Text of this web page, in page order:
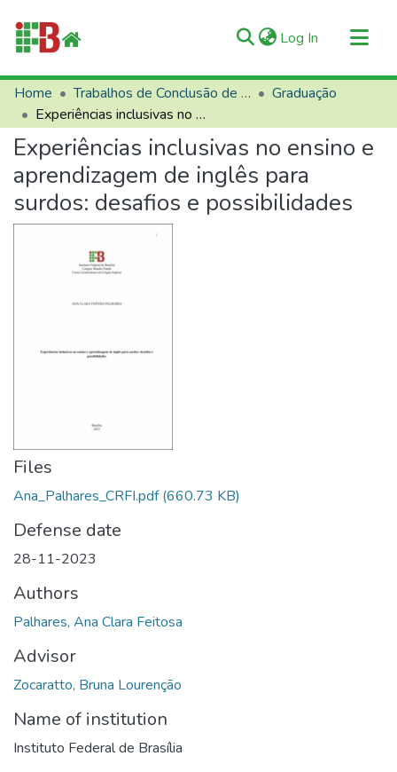
Log In (current)
Communities & Collections
All of RIIFB
Manuals and Terms
Statistics
About RIIFB
Home Trabalhos de Conclusão de Curso (TCCs)
Graduação
Experiências inclusivas no ensino e aprendizagem de inglês para surdos: desafios e possibilidades
Experiências inclusivas no ensino e
aprendizagem de inglês para
surdos: desafios e possibilidades
Files
Ana_Palhares_CRFI.pdf(660.73 KB)
Defense date
28-11-2023
Authors
Palhares, Ana Clara Feitosa
Advisor
Zocaratto, Bruna Lourenção
Name of institution
Instituto Federal de Brasília